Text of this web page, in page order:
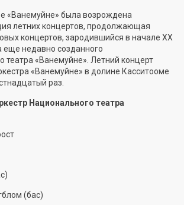
«Ванемуйне» была возрождена
летних концертов, продолжающая
концертов, зародившийся в начале XX
еще недавно созданного
театра «Ванемуйне». Летний концерт
«Ванемуйне» в долине Касситооме
раз.
Национального театра
(бас)